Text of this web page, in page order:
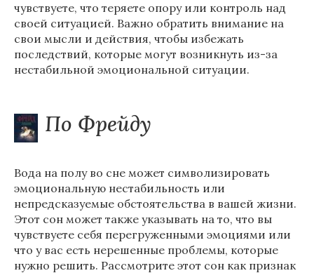
чувствуете, что теряете опору или контроль над
своей ситуацией. Важно обратить внимание на
свои мысли и действия, чтобы избежать
последствий, которые могут возникнуть из-за
нестабильной эмоциональной ситуации.
По Фрейду
Вода на полу во сне может символизировать
эмоциональную нестабильность или
непредсказуемые обстоятельства в вашей жизни.
Этот сон может также указывать на то, что вы
чувствуете себя перегруженными эмоциями или
что у вас есть нерешенные проблемы, которые
нужно решить. Рассмотрите этот сон как признак